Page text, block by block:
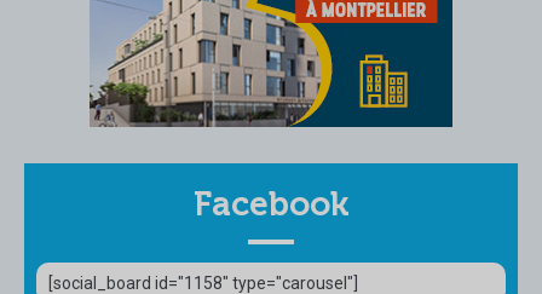
Facebook
[social_board id="1158" type="carousel"]